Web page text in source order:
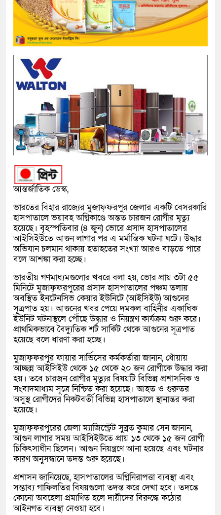
আন্তর্জাতিক ডেস্ক,
ভারতের বিহার রাজ্যের মুজাফ্ফরপুর জেলার একটি বেসরকারি
হাসপাতালে ভয়াবহ অগ্নিকাণ্ডে অন্তত চারজন রোগীর মৃত্যু
হয়েছে। বৃহস্পতিবার (৪ জুন) ভোরে প্রসাদ হাসপাতালের
আইসিইউতে আগুন লাগার পর এ মর্মান্তিক ঘটনা ঘটে। উদ্ধার
অভিযান চলমান থাকায় হতাহতের সংখ্যা আরও বাড়তে পারে
বলে আশঙ্কা করা হচ্ছে।
ভারতীয় গণমাধ্যমগুলোর খবরে বলা হয়, ভোর প্রায় ৩টা ৫৫
মিনিটে মুজাফ্ফরপুরের প্রসাদ হাসপাতালের পঞ্চম তলায়
অবস্থিত ইনটেনসিভ কেয়ার ইউনিটে (আইসিইউ) আগুনের
সূত্রপাত হয়। আগুনের খবর পেয়ে দমকল বাহিনীর একাধিক
ইউনিট ঘটনাস্থলে পৌঁছে উদ্ধার ও নিয়ন্ত্রণ কার্যক্রম শুরু করে।
প্রাথমিকভাবে বৈদ্যুতিক শর্ট সার্কিট থেকে আগুনের সূত্রপাত
হয়েছে বলে ধারণা করা হচ্ছে।
মুজাফ্ফরপুর ফায়ার সার্ভিসের কর্মকর্তারা জানান, ধোঁয়ায়
আচ্ছন্ন আইসিইউ থেকে ১৫ থেকে ২০ জন রোগীকে উদ্ধার করা
হয়। তবে চারজন রোগীর মৃত্যুর বিষয়টি বিভিন্ন প্রশাসনিক ও
সংবাদমাধ্যম সূত্রে নিশ্চিত করা হয়েছে। আহত ও গুরুতর
অসুস্থ রোগীদের নিকটবর্তী বিভিন্ন হাসপাতালে স্থানান্তর করা
হয়েছে।
মুজাফ্ফরপুরের জেলা ম্যাজিস্ট্রেট সুব্রত কুমার সেন জানান,
আগুন লাগার সময় আইসিইউতে প্রায় ১৩ থেকে ১৫ জন রোগী
চিকিৎসাধীন ছিলেন। আগুন নিয়ন্ত্রণে আনা হয়েছে এবং ঘটনার
কারণ অনুসন্ধানে তদন্ত শুরু হয়েছে।
প্রশাসন জানিয়েছে, হাসপাতালের অগ্নিনিরাপত্তা ব্যবস্থা এবং
সম্ভাব্য গাফিলতির বিষয়গুলো তদন্ত করে দেখা হবে। তদন্তে
কোনো অবহেলা প্রমাণিত হলে দায়ীদের বিরুদ্ধে কঠোর
আইনগত ব্যবস্থা নেওয়া হবে।